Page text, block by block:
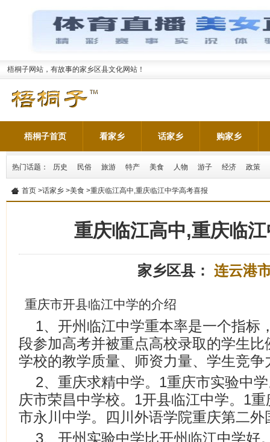
梧桐子网站，有故事的家乡区县文化网站！
梧桐子首页 看家乡 话家乡 购家乡
热门话题： 历史 民俗 旅游 特产 美食 人物 游子 经济 政策
首页 >话家乡 >美食 >重庆临江高中,重庆临江中学高考喜报
重庆临江高中,重庆临
家乡区县： 连云港
重庆市开县临江中学的介绍
1、开州临江中学重本率是一个指标
段参加高考并被重点高校录取的学生
学校的教学质量、师资力量、学生竞争
2、重庆求精中学。1重庆市实验中
庆市荣昌中学校。1开县临江中学。1
市永川中学。四川外语学院重庆第二外
3、开州实验中学比开州临江中学好